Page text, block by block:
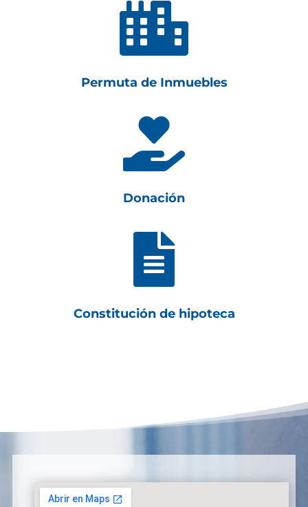

Permuta de Inmuebles

Donación

Constitución de hipoteca